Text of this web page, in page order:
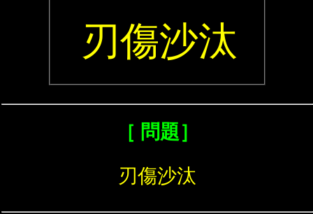
刃傷沙汰
［ 問題］
刃傷沙汰